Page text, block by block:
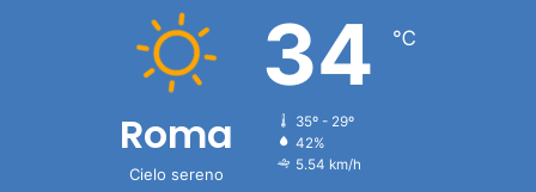
Roma
Cielo sereno
34 ℃
35º - 29º
42%
5.54 km/h